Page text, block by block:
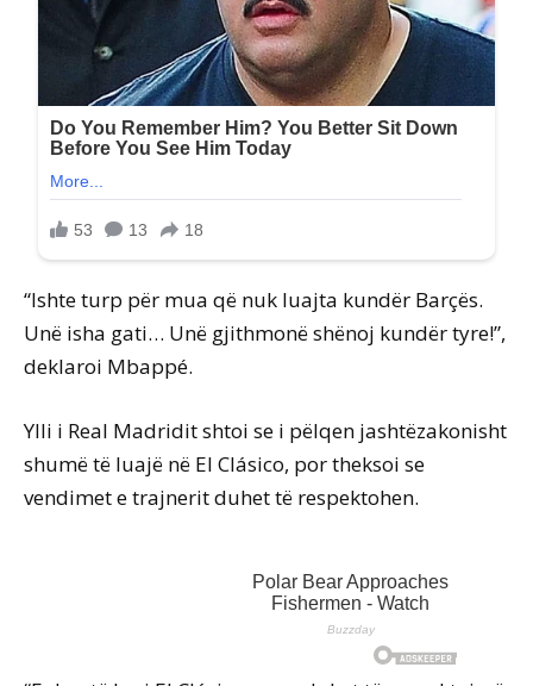
“Ishte turp për mua që nuk luajta kundër Barçës.
Unë isha gati… Unë gjithmonë shënoj kundër tyre!”,
deklaroi Mbappé.
Ylli i Real Madridit shtoi se i pëlqen jashtëzakonisht
shumë të luajë në El Clásico, por theksoi se
vendimet e trajnerit duhet të respektohen.